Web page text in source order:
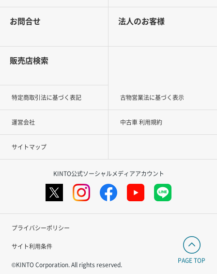
お問合せ 法人のお客様
販売店検索
特定商取引法に基づく表記 古物営業法に基づく表示
運営会社 中古車 利用規約
サイトマップ
KINTO公式ソーシャルメディアアカウント
プライバシーポリシー
サイト利用条件
©KINTO Corporation. All rights reserved.
PAGE TOP